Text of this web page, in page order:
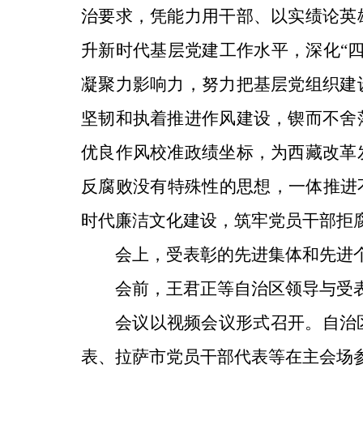
治要求，凭能力用干部、以实绩论
升新时代基层党建工作水平，深化“
凝聚力影响力，努力把基层党组织
坚韧和执着推进作风建设，锲而不
优良作风校准政绩坐标，为西藏改
反腐败没有特殊性的思想，一体推
时代廉洁文化建设，筑牢党员干部拒
会上，受表彰的先进集体和先进
会前，王君正等自治区领导与受
会议以视频会议形式召开。自
表、拉萨市党员干部代表等在主会场